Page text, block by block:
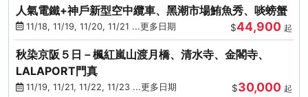
人氣電鐵+神戶新型空中纜車、黑潮市場鮪魚秀、啖螃蟹
11/18, 11/19, 11/20, 11/21 ...更多日期 $44,900 起
秋染京阪５日－楓紅嵐山渡月橋、清水寺、金閣寺、
LALAPORT門真
11/19, 11/21, 11/22, 11/23 ...更多日期 $30,000 起